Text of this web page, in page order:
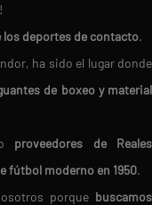
los deportes de contacto.
ha sido el lugar donde
de boxeo y material
proveedores de Reales
fútbol moderno en 1950.
porque buscamos